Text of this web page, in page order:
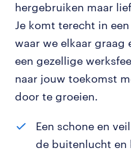
hergebruiken maar
Je komt terecht in
waar we elkaar graag
een gezellige
naar jouw toekomst
door te groeien.
Een schone en
de buitenlucht en